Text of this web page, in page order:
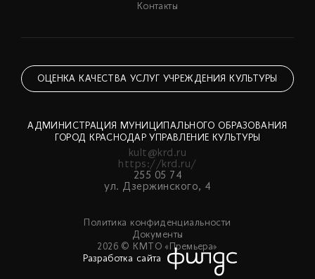
Контакты
ОЦЕНКА КАЧЕСТВА УСЛУГ УЧРЕЖДЕНИЯ КУЛЬТУРЫ
АДМИНИСТРАЦИЯ МУНИЦИПАЛЬНОГО ОБРАЗОВАНИЯ
ГОРОД КРАСНОДАР УПРАВЛЕНИЕ КУЛЬТУРЫ
kult@krd.ru
https://krd.ru/
255 05 74
ул. Дзержинского, 4
Политика конфиденциальности
Документы
2026 © КМТО «Премьера»
Разработка сайта